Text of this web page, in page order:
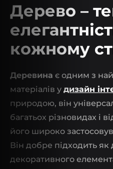
Дерево –
кожному
Деревина є одним з
матеріалів у дизайн
природою, він
багатьох різновидах і
його широко
Він добре підходить як
декоративного